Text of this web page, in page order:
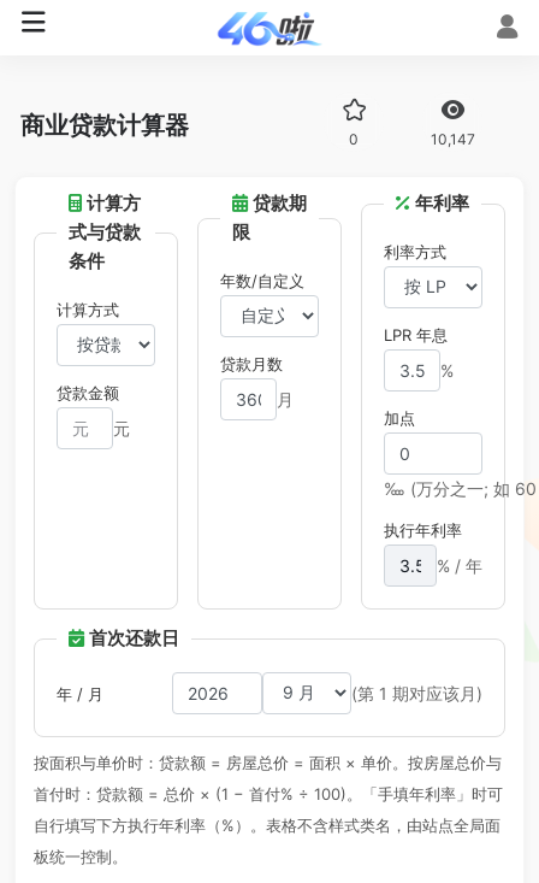
商业贷款计算器 0 10,147
计算方
式与贷款
条件
计算方式
贷款金额
元
贷款期
限
年数/自定义
贷款月数
月
年利率
利率方式
LPR 年息
%
加点
‱ (万分之一; 如 60
执行年利率
% / 年
首次还款日
年 / 月 (第 1 期对应该月)
按面积与单价时：贷款额 = 房屋总价 = 面积 × 单价。按房屋总价与
首付时：贷款额 = 总价 × (1 − 首付% ÷ 100)。「手填年利率」时可
自行填写下方执行年利率（%）。表格不含样式类名，由站点全局面
板统一控制。